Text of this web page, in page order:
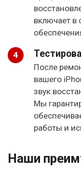
включает в
После
вашего
звук
Мы
работы и
Наши